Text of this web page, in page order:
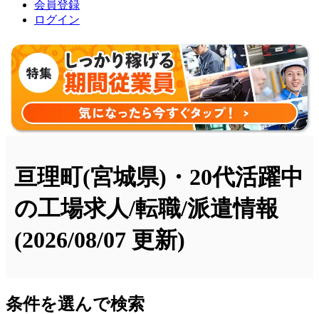
会員登録
ログイン
亘理町(宮城県)・20代活躍中
の工場求人/転職/派遣情報
(2026/08/07 更新)
条件を選んで検索